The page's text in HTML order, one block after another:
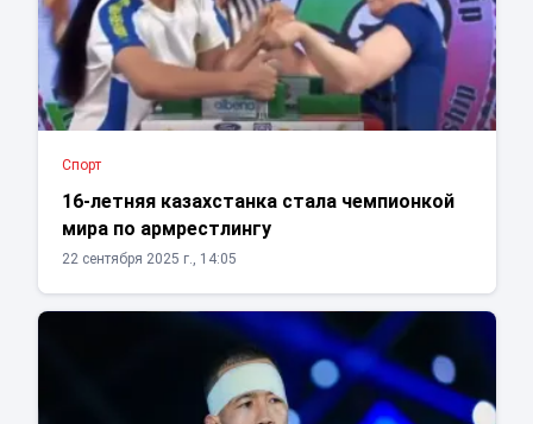
Спорт
16-летняя казахстанка стала чемпионкой
мира по армрестлингу
22 сентября 2025 г., 14:05